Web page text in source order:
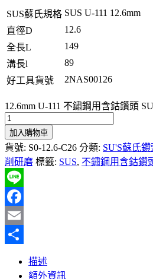
SUS蘇氏規格 SUS U-111 12.6mm
直徑D
12.6
全長L
149
溝長l
89
好工具貨號
2NAS00126
12.6mm U-111 不鏽鋼用含鈷鑽頭
加入購物車
貨號: S0-12.6-C26 分類: SU'S蘇氏鑽
削研磨 標籤: SUS, 不鏽鋼用含鈷鑽
Line
Facebook
Email
描述
額外資訊